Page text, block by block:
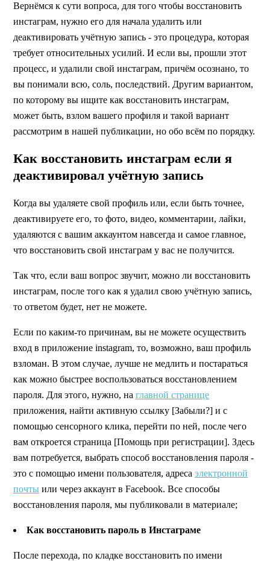
Вернёмся к сути вопроса, для того чтобы восстановить
инстаграм, нужно его для начала удалить или
деактивировать учётную запись - это процедура, которая
требует относительных усилий. И если вы, прошли этот
процесс, и удалили свой инстаграм, причём осознано, то
вы понимали всю, соль, последствий. Другим вариантом,
по которому вы ищите как восстановить инстаграм,
может быть, взлом вашего профиля и такой вариант
рассмотрим в нашей публикации, но обо всём по порядку.
Как восстановить инстаграм если я
деактивировал учётную запись
Когда вы удаляете свой профиль или, если быть точнее,
деактивируете его, то фото, видео, комментарии, лайки,
удаляются с вашим аккаунтом навсегда и самое главное,
что восстановить свой инстаграм у вас не получится.
Так что, если ваш вопрос звучит, можно ли восстановить
инстаграм, после того как я удалил свою учётную запись,
то ответом будет, нет не можете.
Если по каким-то причинам, вы не можете осуществить
вход в приложение instagram, то, возможно, ваш профиль
взломан. В этом случае, лучше не медлить и постараться
как можно быстрее воспользоваться восстановлением
пароля. Для этого, нужно, на главной странице
приложения, найти активную ссылку [Забыли?] и с
помощью сенсорного клика, перейти по ней, после чего
вам откроется страница [Помощь при регистрации]. Здесь
вам потребуется, выбрать способ восстановления пароля -
это с помощью имени пользователя, адреса электронной
почты или через аккаунт в Facebook. Все способы
восстановления пароля, мы публиковали в материале;
Как восстановить пароль в Инстаграме
После перехода, по кладке восстановить по имени